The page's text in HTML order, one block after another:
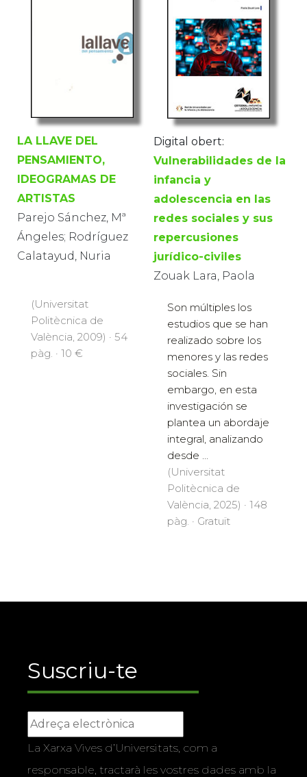
LA LLAVE DEL
PENSAMIENTO,
IDEOGRAMAS DE
ARTISTAS
Parejo Sánchez, Mª
Ángeles; Rodríguez
Calatayud, Nuria
(Universitat
Politècnica de
València, 2009) · 54
pàg. · 10 €
Digital obert:
Vulnerabilidades de la
infancia y
adolescencia en las
redes sociales y sus
repercusiones
jurídico-civiles
Zouak Lara, Paola
Son múltiples los
estudios que se han
realizado sobre los
menores y las redes
sociales. Sin
embargo, en esta
investigación se
plantea un abordaje
integral, analizando
desde ...
(Universitat
Politècnica de
València, 2025) · 148
pàg. · Gratuït
Suscriu-te
La Xarxa Vives d’Universitats, com a
responsable, tractarà les vostres dades amb la